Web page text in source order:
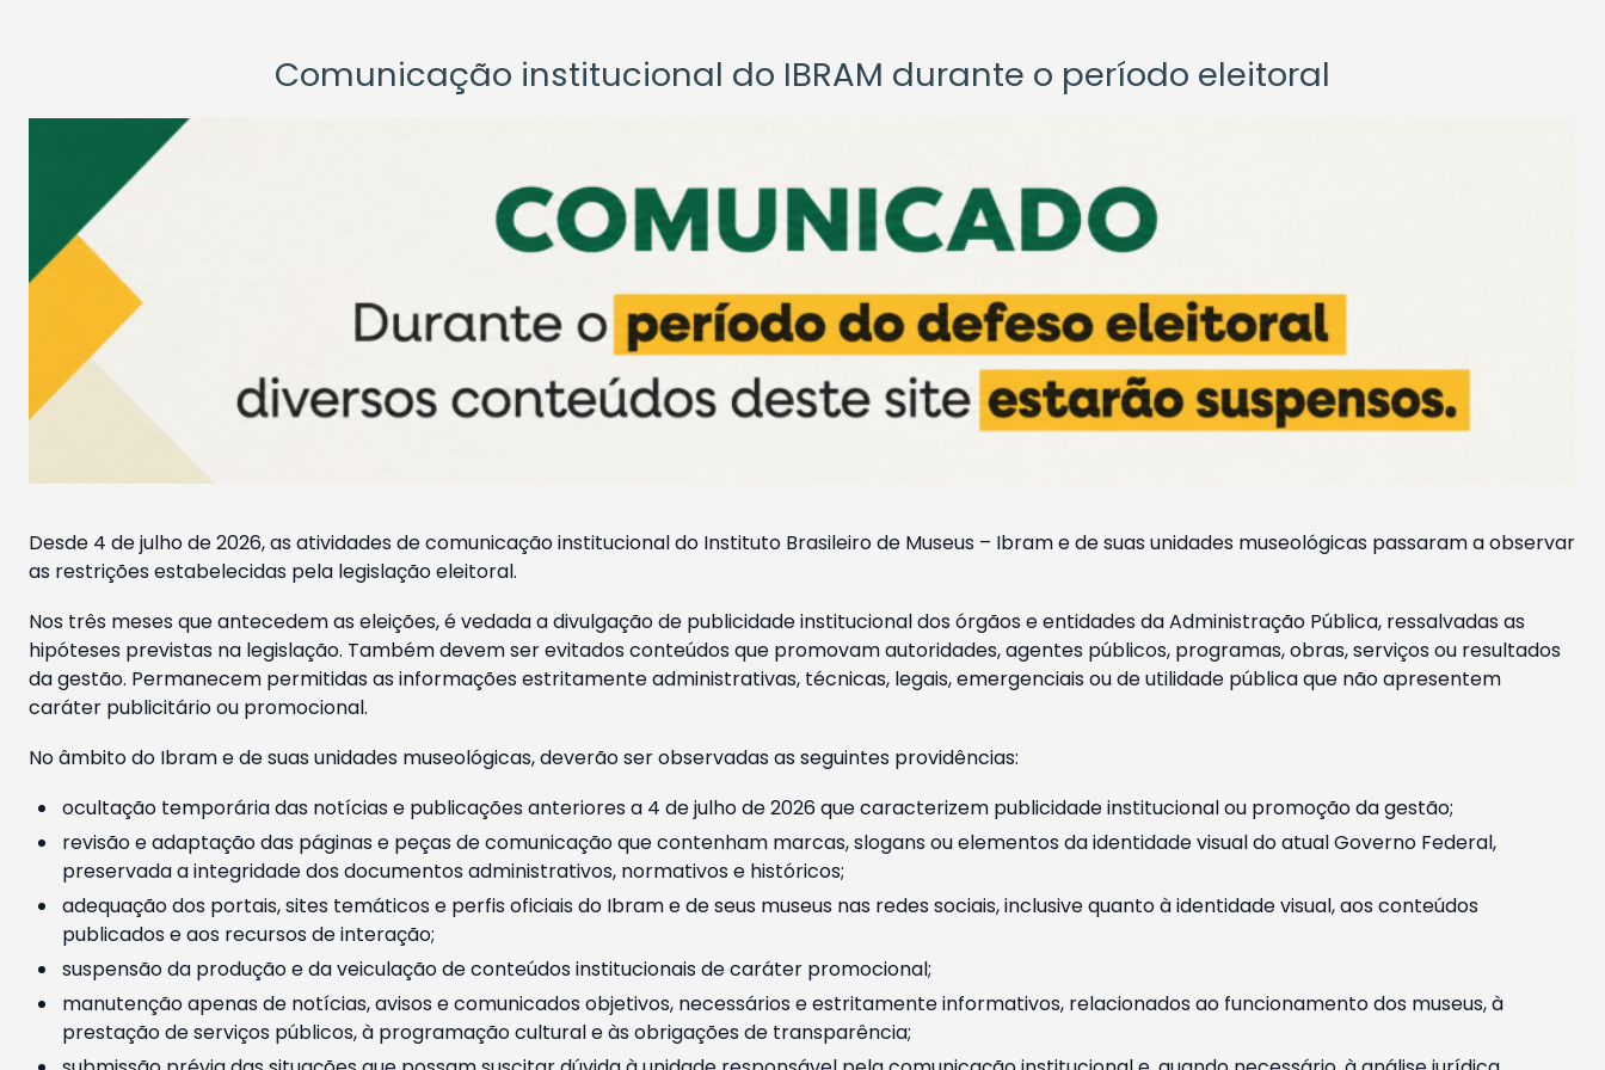
Comunicação institucional do IBRAM durante o período eleitoral
Desde 4 de julho de 2026, as atividades de comunicação institucional do Instituto Brasileiro de Museus – Ibram e de suas unidades museológicas passaram a observar
as restrições estabelecidas pela legislação eleitoral.
Nos três meses que antecedem as eleições, é vedada a divulgação de publicidade institucional dos órgãos e entidades da Administração Pública, ressalvadas as
hipóteses previstas na legislação. Também devem ser evitados conteúdos que promovam autoridades, agentes públicos, programas, obras, serviços ou resultados
da gestão. Permanecem permitidas as informações estritamente administrativas, técnicas, legais, emergenciais ou de utilidade pública que não apresentem
caráter publicitário ou promocional.
No âmbito do Ibram e de suas unidades museológicas, deverão ser observadas as seguintes providências:
ocultação temporária das notícias e publicações anteriores a 4 de julho de 2026 que caracterizem publicidade institucional ou promoção da gestão;
revisão e adaptação das páginas e peças de comunicação que contenham marcas, slogans ou elementos da identidade visual do atual Governo Federal,
preservada a integridade dos documentos administrativos, normativos e históricos;
adequação dos portais, sites temáticos e perfis oficiais do Ibram e de seus museus nas redes sociais, inclusive quanto à identidade visual, aos conteúdos
publicados e aos recursos de interação;
suspensão da produção e da veiculação de conteúdos institucionais de caráter promocional;
manutenção apenas de notícias, avisos e comunicados objetivos, necessários e estritamente informativos, relacionados ao funcionamento dos museus, à
prestação de serviços públicos, à programação cultural e às obrigações de transparência;